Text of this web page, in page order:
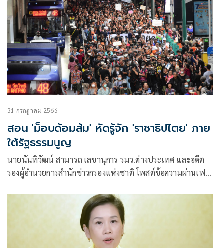
31 กรกฎาคม 2566
สอน 'ม็อบด้อมส้ม' หัดรู้จัก 'ราชาธิปไตย' ภาย
ใต้รัฐธรรมนูญ
นายนันทิวัฒน์ สามารถ เลขานุการ รมว.ต่างประเทศ และอดีต
รองผู้อำนวยการสำนักข่าวกรองแห่งชาติ โพสต์ข้อความผ่านเฟ